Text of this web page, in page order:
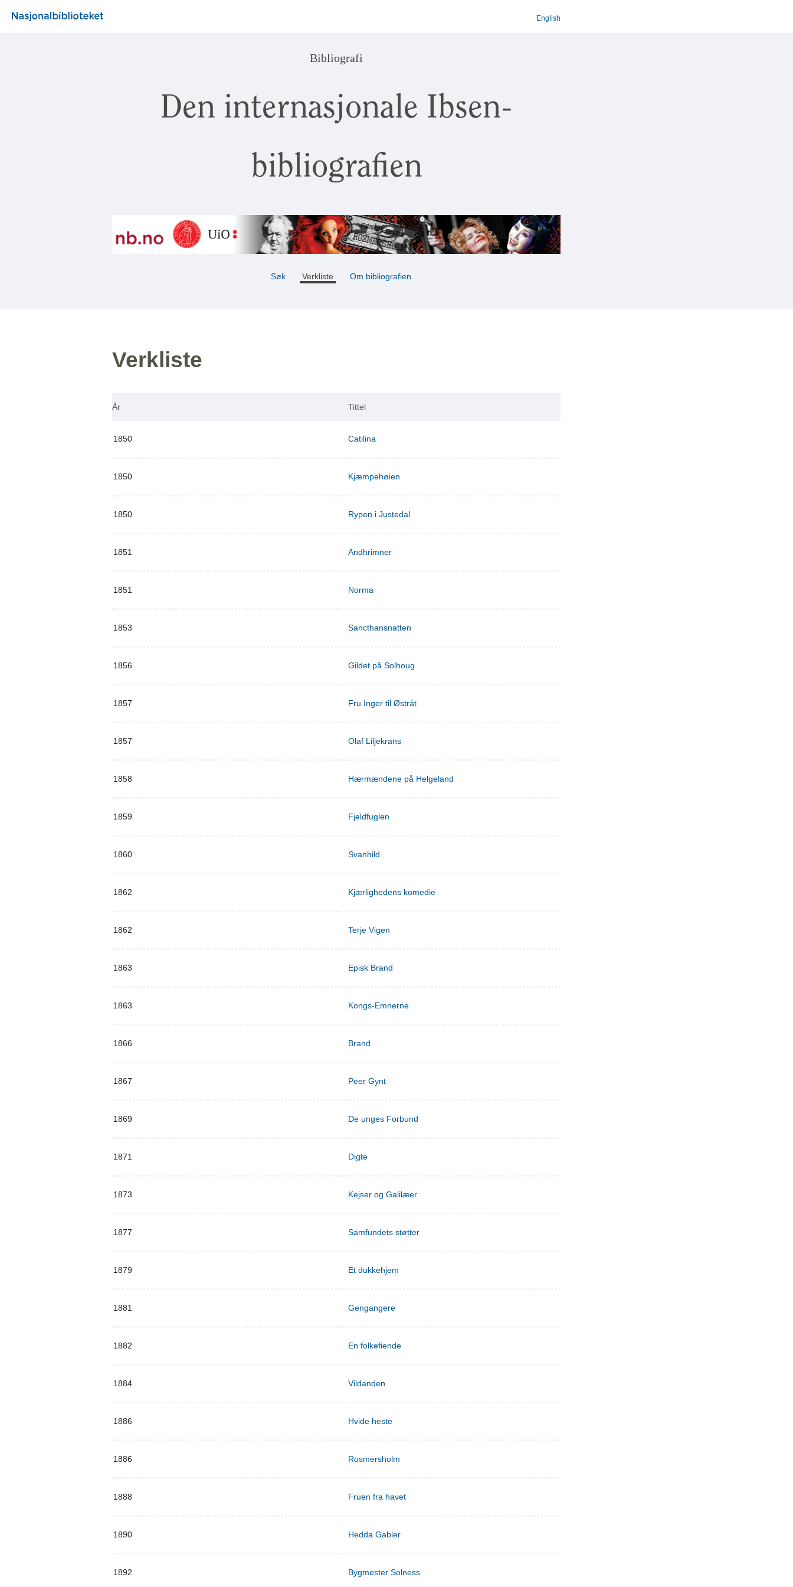
English
Bibliografi
Den internasjonale Ibsen-
bibliografien
Søk Verkliste Om bibliografien
Verkliste
År Tittel
1850 Catilina
1850 Kjæmpehøien
1850 Rypen i Justedal
1851 Andhrimner
1851 Norma
1853 Sancthansnatten
1856 Gildet på Solhoug
1857 Fru Inger til Østråt
1857 Olaf Liljekrans
1858 Hærmændene på Helgeland
1859 Fjeldfuglen
1860 Svanhild
1862 Kjærlighedens komedie
1862 Terje Vigen
1863 Episk Brand
1863 Kongs-Emnerne
1866 Brand
1867 Peer Gynt
1869 De unges Forbund
1871 Digte
1873 Kejser og Galilæer
1877 Samfundets støtter
1879 Et dukkehjem
1881 Gengangere
1882 En folkefiende
1884 Vildanden
1886 Hvide heste
1886 Rosmersholm
1888 Fruen fra havet
1890 Hedda Gabler
1892 Bygmester Solness